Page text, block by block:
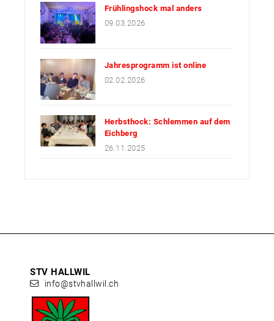
Frühlingshock mal anders
09.03.2026
Jahresprogramm ist online
02.02.2026
Herbsthock: Schlemmen auf dem
Eichberg
26.11.2025
STV HALLWIL
info@stvhallwil.ch